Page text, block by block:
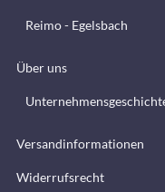
Reimo - Egelsbach
Über uns
Versandinformationen
Widerrufsrecht